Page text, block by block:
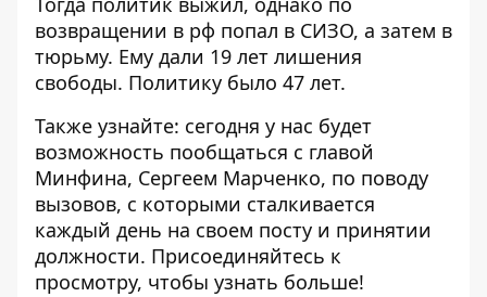
возвращении в рф попал в СИЗО, а затем в
тюрьму. Ему дали 19 лет лишения
свободы. Политику было 47 лет.
Также узнайте: сегодня у нас будет
возможность пообщаться с главой
Минфина, Сергеем Марченко, по поводу
вызовов, с которыми сталкивается
каждый день на своем посту и принятии
должности. Присоединяйтесь к
просмотру, чтобы узнать больше!